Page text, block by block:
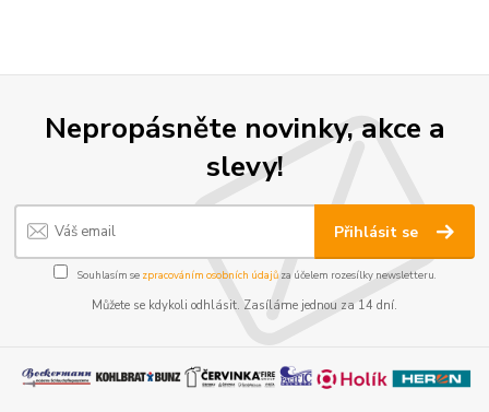
Nepropásněte novinky, akce a
slevy!
Přihlásit se
Souhlasím se zpracováním osobních údajůza účelem rozesílky newsletteru.
Můžete se kdykoli odhlásit. Zasíláme jednou za 14 dní.